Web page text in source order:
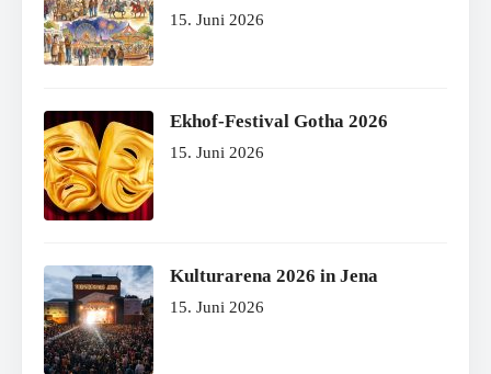
15. Juni 2026
Ekhof-Festival Gotha 2026
15. Juni 2026
Kulturarena 2026 in Jena
15. Juni 2026